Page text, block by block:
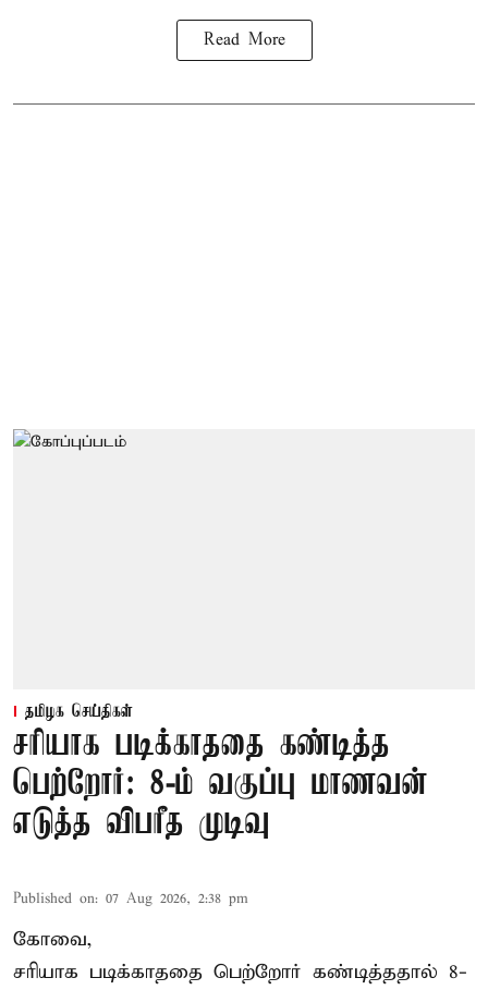
Read More
தமிழக செய்திகள்
சரியாக படிக்காததை கண்டித்த
பெற்றோர்: 8-ம் வகுப்பு மாணவன்
எடுத்த விபரீத முடிவு
Published on: 07 Aug 2026, 2:38 pm
கோவை,
சரியாக படிக்காததை பெற்றோர் கண்டித்ததால் 8-